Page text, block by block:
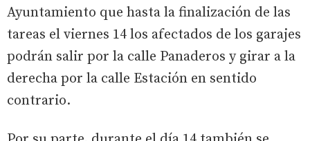
Ayuntamiento que hasta la finalización de las
tareas el viernes 14 los afectados de los garajes
podrán salir por la calle Panaderos y girar a la
derecha por la calle Estación en sentido
contrario.